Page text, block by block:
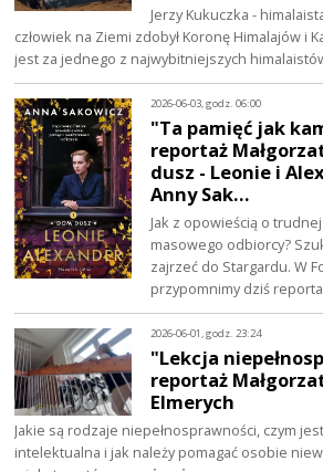
Jerzy Kukuczka -
człowiek na Ziemi zdobył Koronę Himalajów i
jest za jednego z najwybitniejszych
2026-06-03, godz. 06:00
"Ta pamięć jak
reportaż
dusz - Leonie i
Anny Sak…
Jak z opowieścią o
masowego odbiorcy?
zajrzeć do Stargardu. W
przypomnimy dziś
2026-06-01, godz. 23:24
"Lekcja
reportaż
Elmerych
Jakie są rodzaje niepełnosprawności, czym
intelektualna i jak należy pomagać osobie